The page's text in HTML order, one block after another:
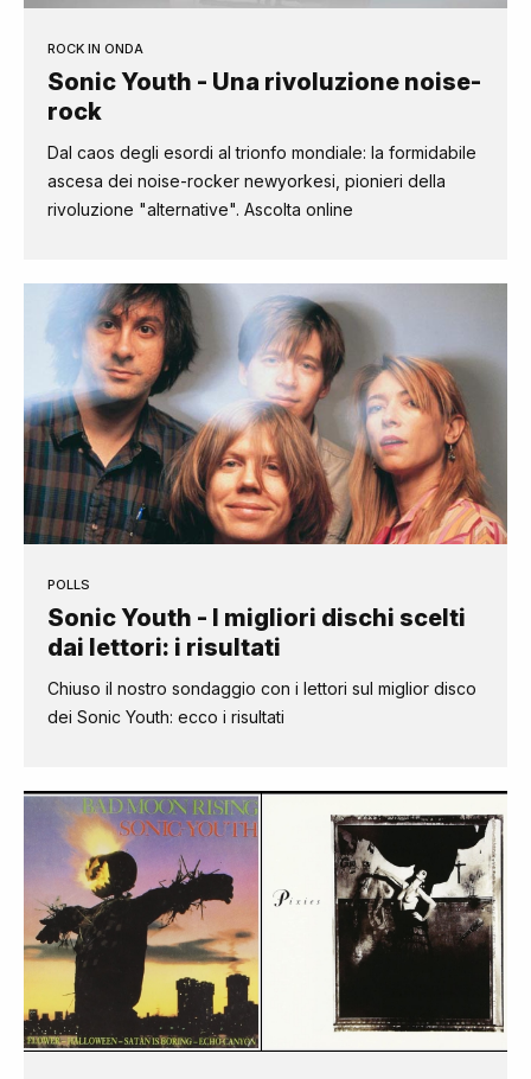
ROCK IN ONDA
Sonic Youth - Una rivoluzione noise-
rock
Dal caos degli esordi al trionfo mondiale: la formidabile
ascesa dei noise-rocker newyorkesi, pionieri della
rivoluzione "alternative". Ascolta online
POLLS
Sonic Youth - I migliori dischi scelti
dai lettori: i risultati
Chiuso il nostro sondaggio con i lettori sul miglior disco
dei Sonic Youth: ecco i risultati